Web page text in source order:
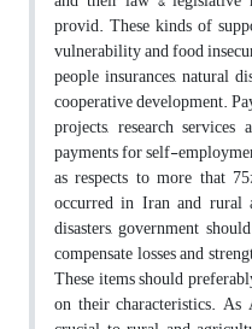
provid. These kinds of
vulnerability and food
people insurances, natural
cooperative development.
projects, research
payments for self-
as respects to more that
occurred in Iran and rural
disasters, government
compensate losses and
These items should
on their characteristics.